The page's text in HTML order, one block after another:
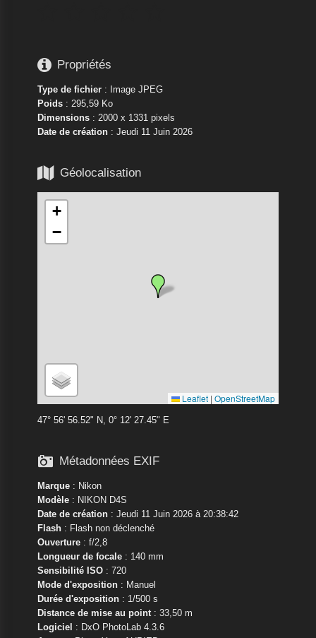
 Propriétés
Type de fichier: Image JPEG
Poids: 295,59 Ko
Dimensions: 2000 x 1331 pixels
Date de création: Jeudi 11 Juin 2026
 Géolocalisation
+
−
Leaflet | OpenStreetMap
47° 56' 56.52" N, 0° 12' 27.45" E
 Métadonnées EXIF
Marque: Nikon
Modèle: NIKON D4S
Date de création: Jeudi 11 Juin 2026 à 20:38:42
Flash: Flash non déclenché
Ouverture: f/2,8
Longueur de focale: 140 mm
Sensibilité ISO: 720
Mode d'exposition: Manuel
Durée d'exposition: 1/500 s
Distance de mise au point: 33,50 m
Logiciel : DxO PhotoLab 4.3.6